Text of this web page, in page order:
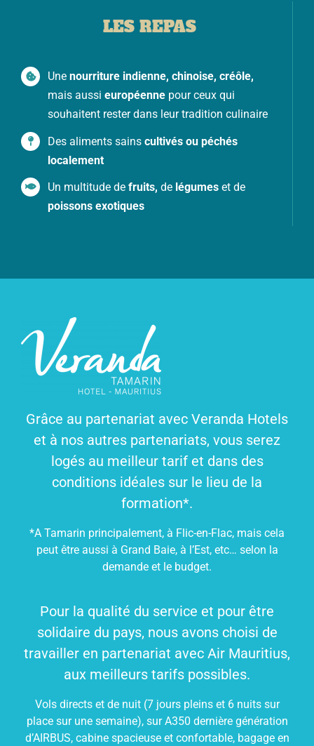
LES REPAS
Une nourriture indienne, chinoise, créôle,
mais aussieuropéenne pour ceux qui
souhaitent rester dans leur tradition culinaire
Des aliments sains cultivés ou péchés
localement
Un multitude defruits, de légumes et de
poissons exotiques
Grâce au partenariat avec Veranda Hotels
et à nos autres partenariats, vous serez
logés au meilleur tarif et dans des
conditions idéales sur le lieu de la
formation*.
*A Tamarin principalement, à Flic-en-Flac, mais cela
peut être aussi à Grand Baie, à l’Est, etc… selon la
demande et le budget.
Pour la qualité du service et pour être
solidaire du pays, nous avons choisi de
travailler en partenariat avec Air Mauritius,
aux meilleurs tarifs possibles.
Vols directs et de nuit (7 jours pleins et 6 nuits sur
place sur une semaine), sur A350 dernière génération
d’AIRBUS, cabine spacieuse et confortable, bagage en